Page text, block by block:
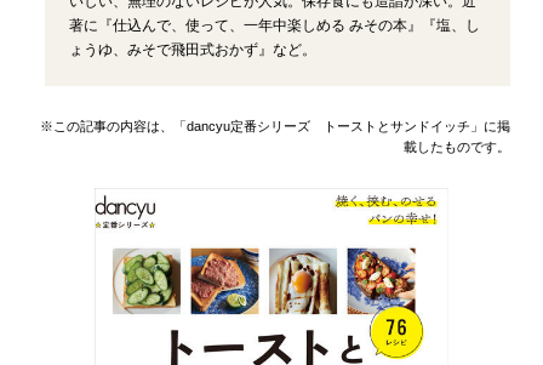
著に『仕込んで、使って、一年中楽しめる みその本』『塩、し
ょうゆ、みそで飛田式おかず』など。
※この記事の内容は、「dancyu定番シリーズ トーストとサンドイッチ」に掲
載したものです。